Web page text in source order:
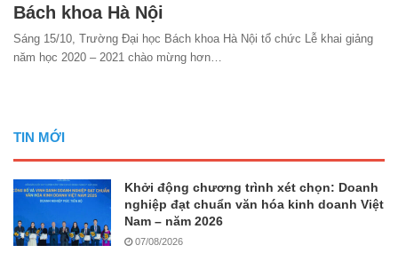
Bách khoa Hà Nội
Sáng 15/10, Trường Đại học Bách khoa Hà Nội tổ chức Lễ khai giảng
năm học 2020 – 2021 chào mừng hơn…
TIN MỚI
Khởi động chương trình xét chọn: Doanh
nghiệp đạt chuẩn văn hóa kinh doanh Việt
Nam – năm 2026
07/08/2026